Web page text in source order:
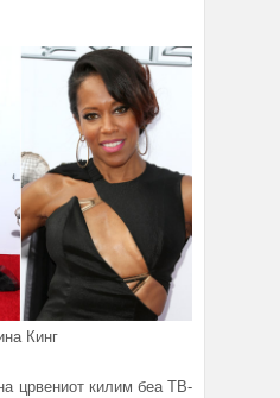
Кинг
црвениот килим беа ТВ-